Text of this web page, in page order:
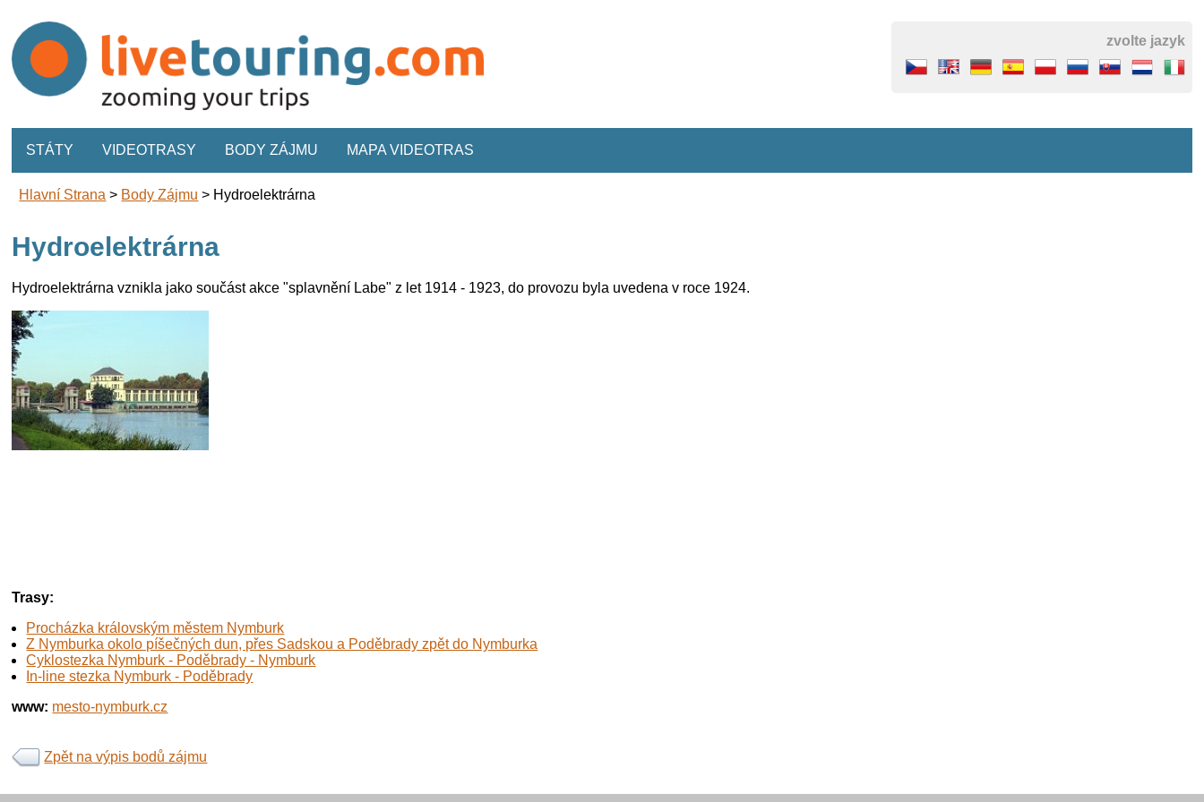
zvolte jazyk
STÁTY VIDEOTRASY BODY ZÁJMU MAPA VIDEOTRAS
Hlavní Strana > Body Zájmu > Hydroelektrárna
Hydroelektrárna
Hydroelektrárna vznikla jako součást akce "splavnění Labe" z let 1914 - 1923, do provozu byla uvedena v roce 1924.
Trasy:
Procházka královským městem Nymburk
Z Nymburka okolo píšečných dun, přes Sadskou a Poděbrady zpět do Nymburka
Cyklostezka Nymburk - Poděbrady - Nymburk
In-line stezka Nymburk - Poděbrady
www: mesto-nymburk.cz
Zpět na výpis bodů zájmu